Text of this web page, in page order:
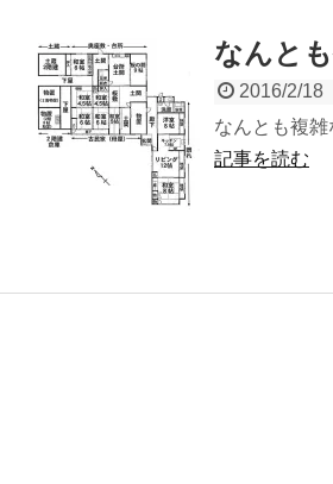
なんと
2016/2/18
なんとも複
記事を読む